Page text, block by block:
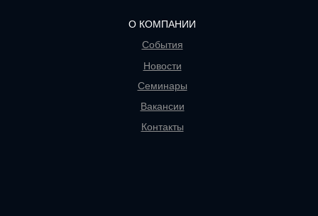
О КОМПАНИИ
События
Новости
Семинары
Вакансии
Контакты